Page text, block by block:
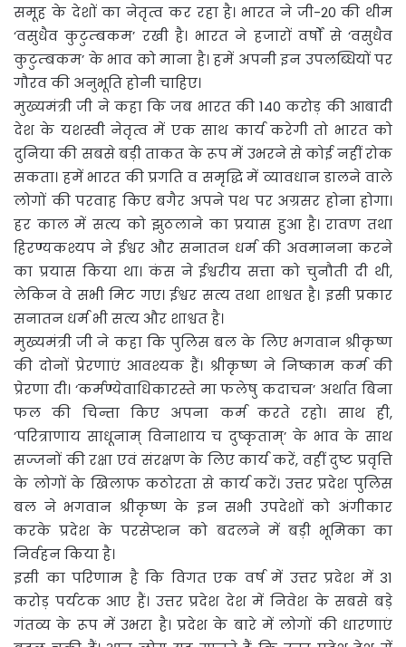
समूह के देशों का नेतृत्व कर रहा है। भारत ने जी-20 की थीम
‘वसुधैव कुटुम्बकम’ रखी है। भारत ने हजारों वर्षों से ‘वसुधैव
कुटुम्बकम’ के भाव को माना है। हमें अपनी इन उपलब्धियों पर
गौरव की अनुभूति होनी चाहिए।
मुख्यमंत्री जी ने कहा कि जब भारत की 140 करोड़ की आबादी
देश के यशस्वी नेतृत्व में एक साथ कार्य करेगी तो भारत को
दुनिया की सबसे बड़ी ताकत के रूप में उभरने से कोई नहीं रोक
सकता। हमें भारत की प्रगति व समृद्धि में व्यावधान डालने वाले
लोगों की परवाह किए बगैर अपने पथ पर अग्रसर होना होगा।
हर काल में सत्य को झुठलाने का प्रयास हुआ है। रावण तथा
हिरण्यकश्यप ने ईश्वर और सनातन धर्म की अवमानना करने
का प्रयास किया था। कंस ने ईश्वरीय सत्ता को चुनौती दी थी,
लेकिन वे सभी मिट गए। ईश्वर सत्य तथा शाश्वत है। इसी प्रकार
सनातन धर्म भी सत्य और शाश्वत है।
मुख्यमंत्री जी ने कहा कि पुलिस बल के लिए भगवान श्रीकृष्ण
की दोनों प्रेरणाएं आवश्यक हैं। श्रीकृष्ण ने निष्काम कर्म की
प्रेरणा दी। ‘कर्मण्येवाधिकारस्ते मा फलेषु कदाचन’ अर्थात बिना
फल की चिन्ता किए अपना कर्म करते रहो। साथ ही,
’परित्राणाय साधूनाम् विनाशाय च दुष्कृताम्’ के भाव के साथ
सज्जनों की रक्षा एवं संरक्षण के लिए कार्य करें, वहीं दुष्ट प्रवृत्ति
के लोगों के खिलाफ कठोरता से कार्य करें। उत्तर प्रदेश पुलिस
बल ने भगवान श्रीकृष्ण के इन सभी उपदेशों को अंगीकार
करके प्रदेश के परसेप्शन को बदलने में बड़ी भूमिका का
निर्वहन किया है।
इसी का परिणाम है कि विगत एक वर्ष में उत्तर प्रदेश में 31
करोड़ पर्यटक आए हैं। उत्तर प्रदेश देश में निवेश के सबसे बड़े
गंतव्य के रूप में उभरा है। प्रदेश के बारे में लोगों की धारणाएं